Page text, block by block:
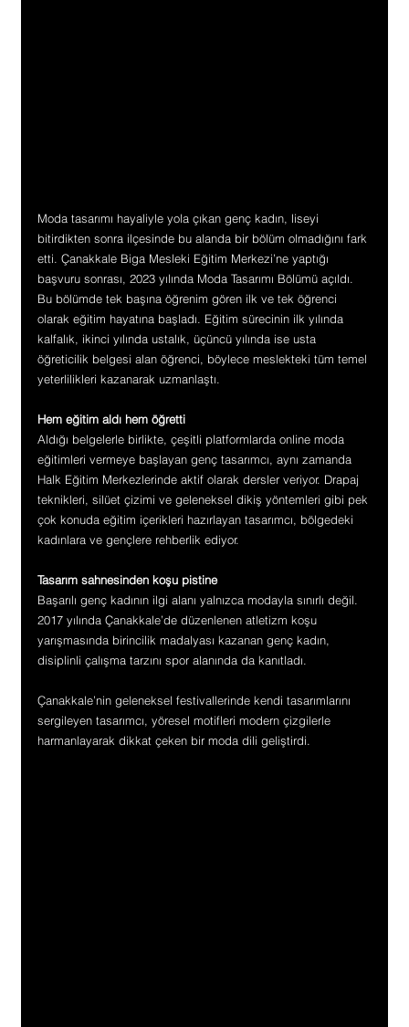
Moda tasarımı hayaliyle yola çıkan genç kadın, liseyi
bitirdikten sonra ilçesinde bu alanda bir bölüm olmadığını fark
etti. Çanakkale Biga Mesleki Eğitim Merkezi’ne yaptığı
başvuru sonrası, 2023 yılında Moda Tasarımı Bölümü açıldı.
Bu bölümde tek başına öğrenim gören ilk ve tek öğrenci
olarak eğitim hayatına başladı. Eğitim sürecinin ilk yılında
kalfalık, ikinci yılında ustalık, üçüncü yılında ise usta
öğreticilik belgesi alan öğrenci, böylece meslekteki tüm temel
yeterlilikleri kazanarak uzmanlaştı.
Hem eğitim aldı hem öğretti
Aldığı belgelerle birlikte, çeşitli platformlarda online moda
eğitimleri vermeye başlayan genç tasarımcı, aynı zamanda
Halk Eğitim Merkezlerinde aktif olarak dersler veriyor. Drapaj
teknikleri, silüet çizimi ve geleneksel dikiş yöntemleri gibi pek
çok konuda eğitim içerikleri hazırlayan tasarımcı, bölgedeki
kadınlara ve gençlere rehberlik ediyor.
Tasarım sahnesinden koşu pistine
Başarılı genç kadının ilgi alanı yalnızca modayla sınırlı değil.
2017 yılında Çanakkale’de düzenlenen atletizm koşu
yarışmasında birincilik madalyası kazanan genç kadın,
disiplinli çalışma tarzını spor alanında da kanıtladı.
Çanakkale’nin geleneksel festivallerinde kendi tasarımlarını
sergileyen tasarımcı, yöresel motifleri modern çizgilerle
harmanlayarak dikkat çeken bir moda dili geliştirdi.